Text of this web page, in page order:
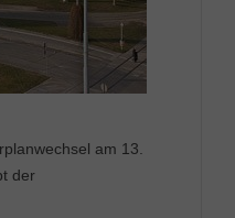
am 13.
der